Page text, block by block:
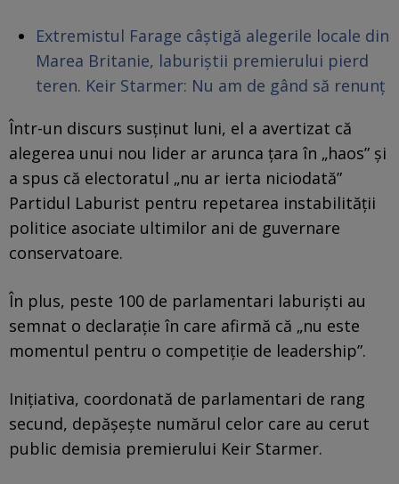
Extremistul Farage câștigă alegerile locale din
Marea Britanie, laburiștii premierului pierd
teren. Keir Starmer: Nu am de gând să renunț
Într-un discurs susținut luni, el a avertizat că
alegerea unui nou lider ar arunca țara în „haos” și
a spus că electoratul „nu ar ierta niciodată”
Partidul Laburist pentru repetarea instabilității
politice asociate ultimilor ani de guvernare
conservatoare.
În plus, peste 100 de parlamentari laburiști au
semnat o declarație în care afirmă că „nu este
momentul pentru o competiție de leadership”.
Inițiativa, coordonată de parlamentari de rang
secund, depășește numărul celor care au cerut
public demisia premierului Keir Starmer.